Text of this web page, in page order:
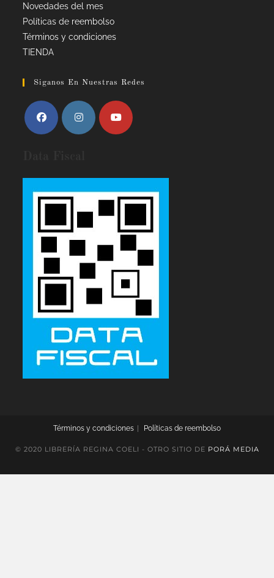
Novedades del mes
Políticas de reembolso
Términos y condiciones
TIENDA
Siganos En Nuestras Redes
Términos y condiciones Políticas de reembolso
© 2020 LIBRERÍA REGINA COELI - OTRO SITIO DE PORÁ MEDIA